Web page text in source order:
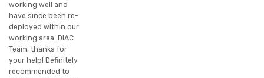
working well and
have since been re-
deployed within our
working area. DIAC
Team, thanks for
your help! Definitely
recommended to